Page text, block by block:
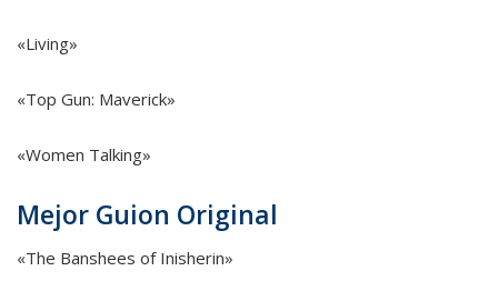
«Living»
«Top Gun: Maverick»
«Women Talking»
Mejor Guion Original
«The Banshees of Inisherin»